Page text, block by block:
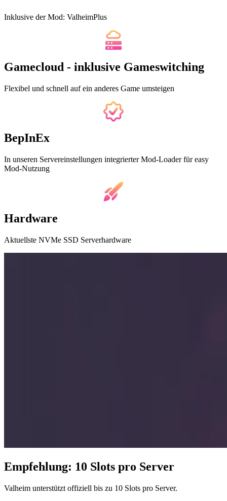
Inklusive der Mod: ValheimPlus
Gamecloud - inklusive Gameswitching
Flexibel und schnell auf ein anderes Game umsteigen
BepInEx
In unseren Servereinstellungen integrierter Mod-Loader für easy
Mod-Nutzung
Hardware
Aktuellste NVMe SSD Serverhardware
Empfehlung: 10 Slots pro Server
Valheim unterstützt offiziell bis zu 10 Slots pro Server.